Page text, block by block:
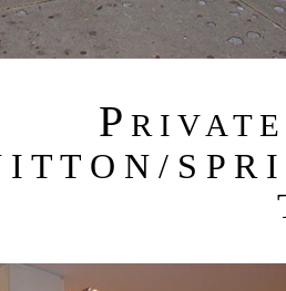
P R I V A T E
T T O N / S P R